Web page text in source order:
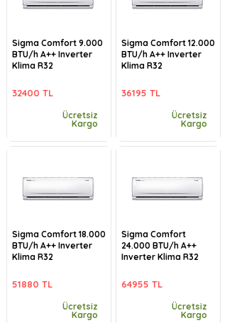
Sigma Comfort 9.000
BTU/h A++ Inverter
Klima R32
32400 TL
Ücretsiz
Kargo
Sigma Comfort 18.000
BTU/h A++ Inverter
Klima R32
51880 TL
Ücretsiz
Kargo
Sigma Comfort 12.000
BTU/h A++ Inverter
Klima R32
36195 TL
Ücretsiz
Kargo
Sigma Comfort
24.000 BTU/h A++
Inverter Klima R32
64955 TL
Ücretsiz
Kargo